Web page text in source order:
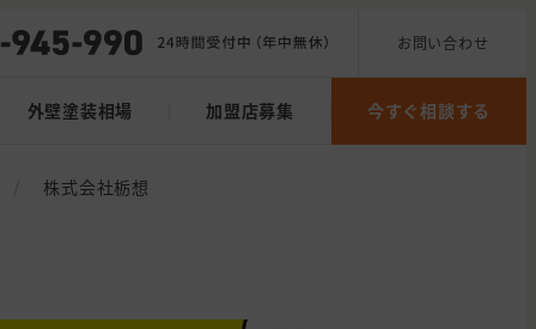
お問い合わせ
外壁塗装相場 加盟店募集 今すぐ相談する
株式会社栃想